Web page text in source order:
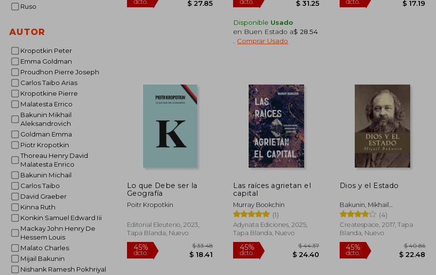
Ruso
AUTOR
Kropotkin Peter
Emma Goldman
Proudhon Pierre Joseph
Carlos Taibo Arias
Kropotkine Pierre
Malatesta Errico
Bakunin Mikhail
Aleksandrovich
Goldman Emma
Piotr Kropotkin
Thoreau Henry David
Malatesta Enrico
Bakunin Michail
Carlos Taibo
David Graeber
Kinna Ruth
Konkin Samuel Edward Iii
Mackay John Henry De
Hessem Louis
Malato Charles
Mijail Bakunin
Nishank Ramesh Pokhriyal
$ 50.64
$ 27.85
45%
dcto.
Disponible Usado
en Buen Estado a$ 28.54
Comprar Usado
Lo que Debe ser la
Geografía
Poitr Kropotkin
Editorial Eleuterio, 2023,
Tapa Blanda, Nuevo
Las raíces agrietan el
capital
Murray Bookchin
(1)
Adynata Ediciones, 2025,
Tapa Blanda, Nuevo
Dios y el Estado
Bakunin, Mikhail
Aleksandrovich
(4)
Createspace, 2017, Tapa
Blanda, Nuevo